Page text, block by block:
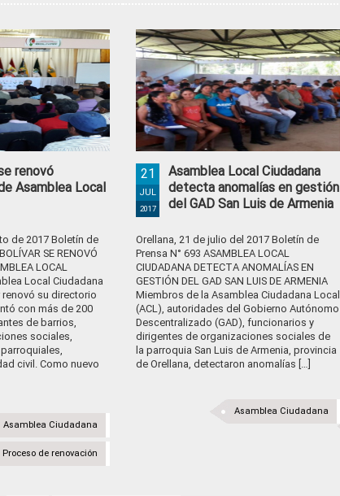
renovó
Asamblea Local
de 2017 Boletín de
SE RENOVÓ
LOCAL
Local Ciudadana
su directorio
con más de 200
de barrios,
sociales,
civil. Como nuevo
Asamblea Ciudadana
Proceso de renovación
Asamblea Local Ciudadana
detecta anomalías en gestión
del GAD San Luis de Armenia
21
JUL
2017
Orellana, 21 de julio del 2017 Boletín de
Prensa N° 693 ASAMBLEA LOCAL
CIUDADANA DETECTA ANOMALÍAS EN
GESTIÓN DEL GAD SAN LUIS DE ARMENIA
Miembros de la Asamblea Ciudadana Local
(ACL), autoridades del Gobierno Autónomo
Descentralizado (GAD), funcionarios y
dirigentes de organizaciones sociales de
la parroquia San Luis de Armenia, provincia
de Orellana, detectaron anomalías […]
Asamblea Ciudadana